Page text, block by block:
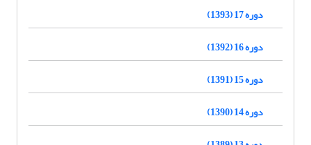
دوره 17 (1393)
دوره 16 (1392)
دوره 15 (1391)
دوره 14 (1390)